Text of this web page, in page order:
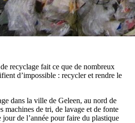
recyclage fait ce que de nombreux
d’impossible : recycler et rendre le
dans la ville de Geleen, au nord de
machines de tri, de lavage et de fonte
jour de l’année pour faire du plastique